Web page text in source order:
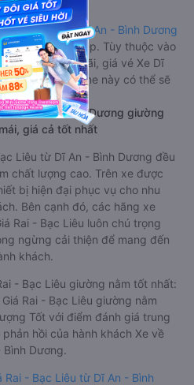
- Bạc Liêu từ Dĩ An - Bình Dương
xe Tuấn Hiệp. Tùy thuộc vào
trình khuyến mãi, giá vé Xe Dĩ
Liêu limousine này có thể sẽ
từ Dĩ An - Bình Dương giường
giá cả tốt nhất
Liêu từ Dĩ An - Bình Dương đều
chất lượng cao. Trên xe được
bị hiện đại phục vụ cho nhu
Bên cạnh đó, các hãng xe
Rai - Bạc Liêu luôn chú trọng
ngừng cải thiện để mang đến
khách.
- Bạc Liêu giường nằm tốt nhất:
Rai - Bạc Liêu giường nằm
Tốt với điểm đánh giá trung
hồi của hành khách Xe về
Dương.
Rai - Bạc Liêu từ Dĩ An - Bình